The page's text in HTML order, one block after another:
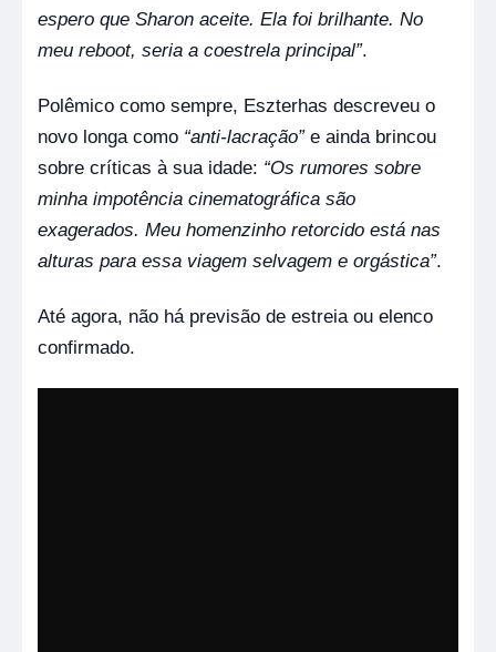
espero que Sharon aceite. Ela foi brilhante. No
meu reboot, seria a coestrela principal”.
Polêmico como sempre, Eszterhas descreveu o
novo longa como “anti-lacração”e ainda brincou
sobre críticas à sua idade: “Os rumores sobre
minha impotência cinematográfica são
exagerados. Meu homenzinho retorcido está nas
alturas para essa viagem selvagem e orgástica”.
Até agora, não há previsão de estreia ou elenco
confirmado.